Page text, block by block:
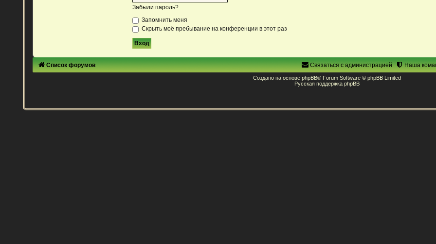
Забыли пароль?
Запомнить меня
Скрыть моё пребывание на конференции в этот раз
Список форумов Наша
Связаться с администрацией
Создано на основе phpBB® Forum Software © phpBB Limited
Русская поддержка phpBB